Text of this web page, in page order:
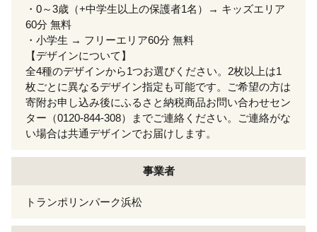
・0～3歳（+中学生以上の保護者1名）→ キッズエリア
60分 無料
・小学生 → フリーエリア60分 無料
【デザインについて】
全4種のデザインから1つお選びください。2枚以上は1
枚ごとに異なるデザイン指定も可能です。ご希望の方は
寄附お申し込み後にふるさと納税商品お問い合わせセン
ター（0120-844-308）までご連絡ください。ご連絡がな
い場合は共通デザインでお届けします。
事業者
トランポリンパーク浜松